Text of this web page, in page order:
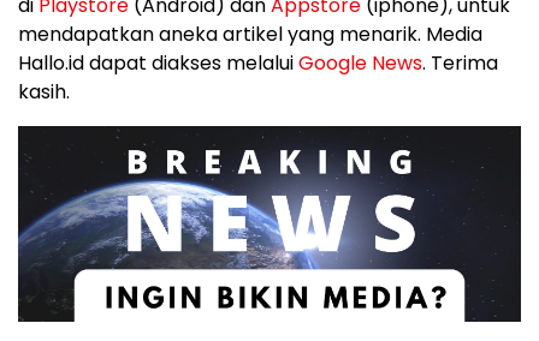
mendapatkan aneka artikel yang menarik. Media
Hallo.id dapat diakses melaluiGoogle News. Terima
kasih.